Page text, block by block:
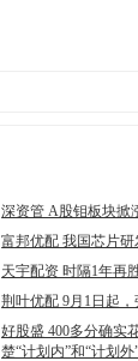
深资管 A股钼板块掀
富邦优配 我国芯片研
天宇配资 时隔1年再
荆叶优配 9月1日起
好股盛 400多分确实
楚“计划内”和“计划外